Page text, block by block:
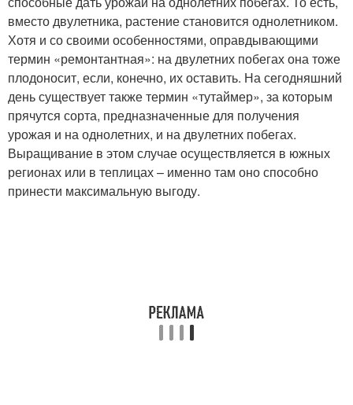
вместо двулетника, растение становится однолетником.
Хотя и со своими особенностями, оправдывающими
термин «ремонтантная»: на двулетних побегах она тоже
плодоносит, если, конечно, их оставить. На сегодняшний
день существует также термин «тутаймер», за которым
прячутся сорта, предназначенные для получения
урожая и на однолетних, и на двулетних побегах.
Выращивание в этом случае осуществляется в южных
регионах или в теплицах – именно там оно способно
принести максимальную выгоду.